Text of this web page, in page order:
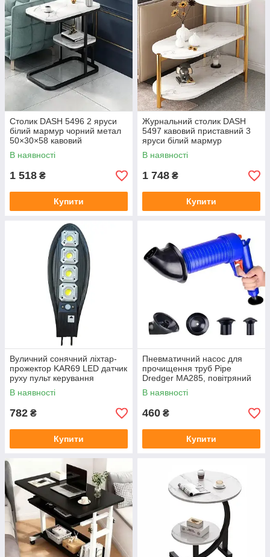
Столик DASH 5496 2 яруси
білий мармур чорний метал
50×30×58 кавовий
журнальний приставний
нічний столик у вітальню
В наявності
1 518 ₴
Купити
Журнальний столик DASH
5497 кавовий приставний 3
яруси білий мармур
металевий каркас столик у
вітальню 65×30×62 см
В наявності
1 748 ₴
Купити
Вуличний сонячний ліхтар-
прожектор KAR69 LED датчик
руху пульт керування
автономне освітлення на
сонячній батареї для вулиці
В наявності
782 ₴
Купити
Пневматичний насос для
прочищення труб Pipe
Dredger MA285, повітряний
очищувач засмічень для
унітаза, раковини та ванни
В наявності
460 ₴
Купити